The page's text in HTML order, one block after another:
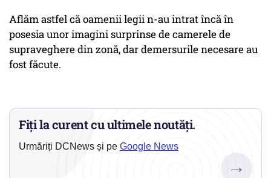
Aflăm astfel că oamenii legii n-au intrat încă în
posesia unor imagini surprinse de camerele de
supraveghere din zonă, dar demersurile necesare au
fost făcute.
Fiți la curent cu ultimele noutăți.
Urmăriți DCNews și pe Google News
→